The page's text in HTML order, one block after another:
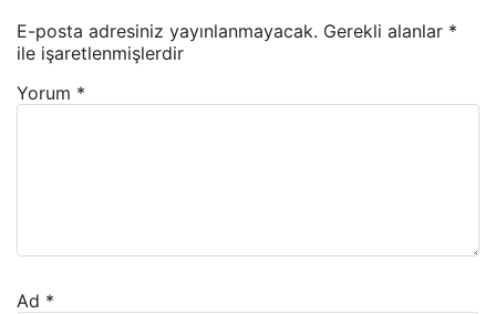
E-posta adresiniz yayınlanmayacak. Gerekli alanlar *
ile işaretlenmişlerdir
Yorum *
Ad *